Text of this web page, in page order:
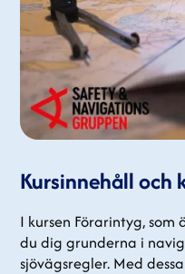
Kursinnehåll och
I kursen Förarintyg,
du dig grunderna i
sjövägsregler. Med